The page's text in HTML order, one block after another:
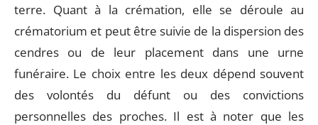
terre. Quant à la crémation, elle se déroule au
crématorium et peut être suivie de la dispersion des
cendres ou de leur placement dans une urne
funéraire. Le choix entre les deux dépend souvent
des volontés du défunt ou des convictions
personnelles des proches. Il est à noter que les